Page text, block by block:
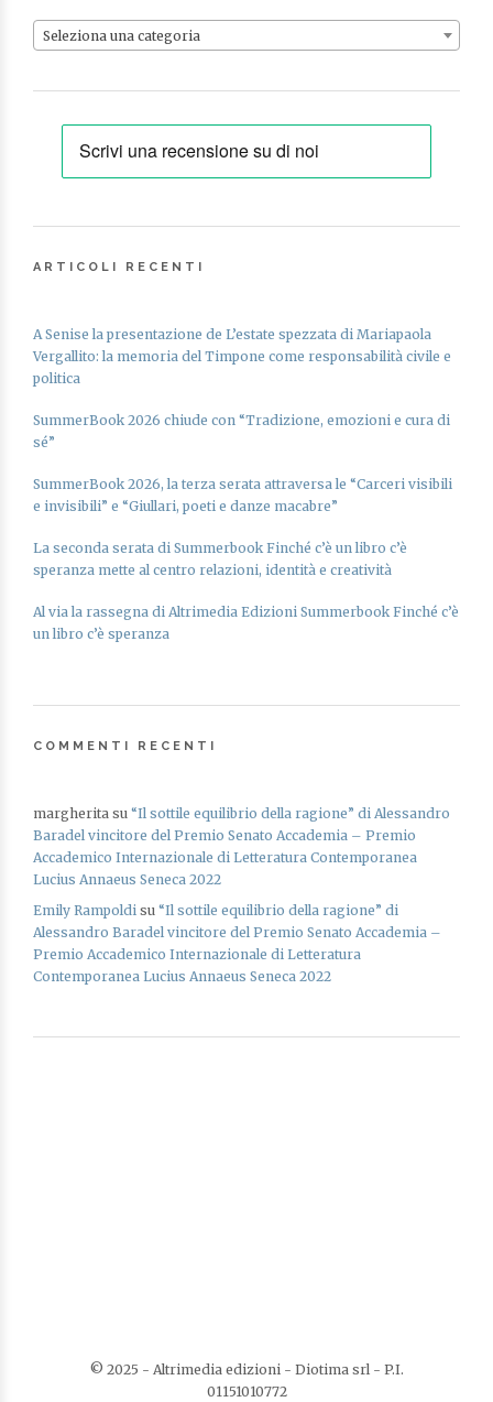
Seleziona una categoria
ARTICOLI RECENTI
A Senise la presentazione de L’estate spezzata di Mariapaola
Vergallito: la memoria del Timpone come responsabilità civile e
politica
SummerBook 2026 chiude con “Tradizione, emozioni e cura di
sé”
SummerBook 2026, la terza serata attraversa le “Carceri visibili
e invisibili” e “Giullari, poeti e danze macabre”
La seconda serata di Summerbook Finché c’è un libro c’è
speranza mette al centro relazioni, identità e creatività
Al via la rassegna di Altrimedia Edizioni Summerbook Finché c’è
un libro c’è speranza
COMMENTI RECENTI
margherita su “Il sottile equilibrio della ragione” di Alessandro
Baradel vincitore del Premio Senato Accademia – Premio
Accademico Internazionale di Letteratura Contemporanea
Lucius Annaeus Seneca 2022
Emily Rampoldi su “Il sottile equilibrio della ragione” di
Alessandro Baradel vincitore del Premio Senato Accademia –
Premio Accademico Internazionale di Letteratura
Contemporanea Lucius Annaeus Seneca 2022
© 2025 - Altrimedia edizioni - Diotima srl - P.I.
01151010772